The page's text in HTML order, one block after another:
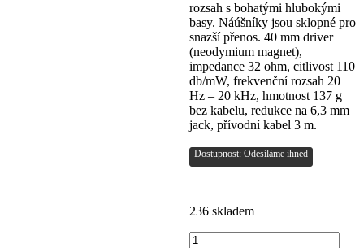
rozsah s bohatými hlubokými
basy. Náúšníky jsou sklopné pro
snazší přenos. 40 mm driver
(neodymium magnet),
impedance 32 ohm, citlivost 110
db/mW, frekvenční rozsah 20
Hz – 20 kHz, hmotnost 137 g
bez kabelu, redukce na 6,3 mm
jack, přívodní kabel 3 m.
Dostupnost: Odesíláme ihned
236 skladem
Stagg